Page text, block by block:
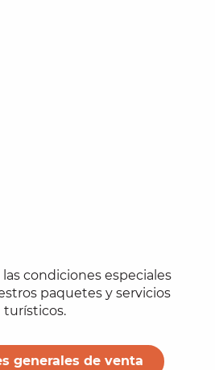
condiciones especiales
paquetes y servicios
turísticos.
generales de venta